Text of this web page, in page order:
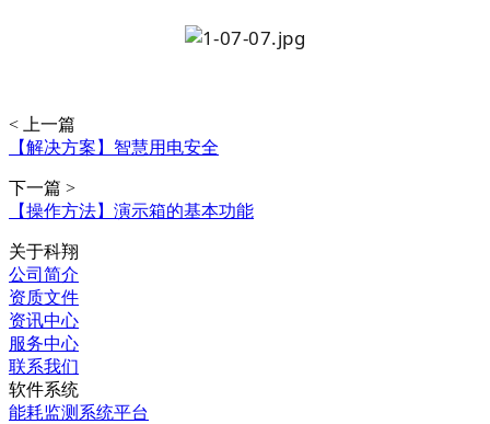
< 上一篇
【解决方案】智慧用电安全
下一篇 >
【操作方法】演示箱的基本功能
关于科翔
公司简介
资质文件
资讯中心
服务中心
联系我们
软件系统
能耗监测系统平台